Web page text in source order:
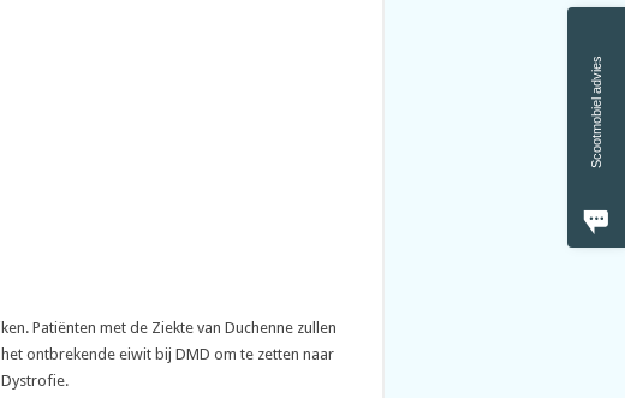
Scootmobiel advies
Patiënten met de Ziekte van Duchenne zullen
ontbrekende eiwit bij DMD om te zetten naar